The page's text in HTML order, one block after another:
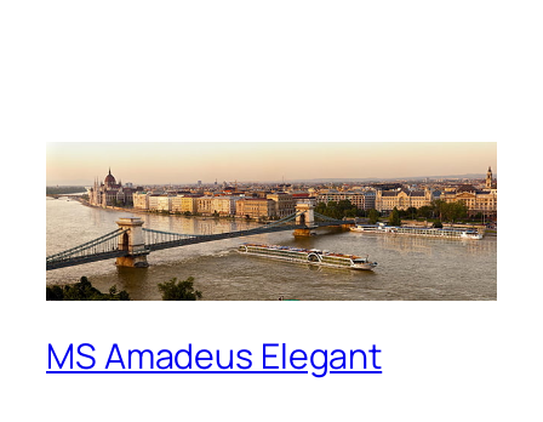
MS Amadeus Elegant